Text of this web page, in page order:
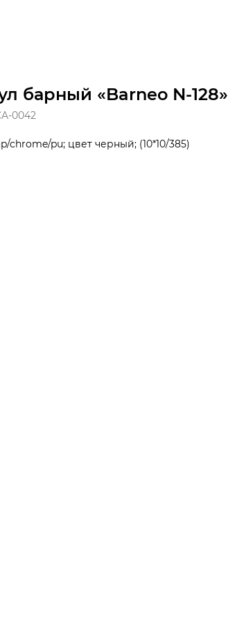
барный «Barneo N-128»
0042
chrome/pu; цвет черный; (10*10/385)